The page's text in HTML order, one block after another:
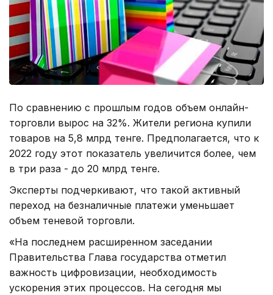
По сравнению с прошлым годов объем онлайн-
торговли вырос на 32%. Жители региона купили
товаров на 5,8 млрд тенге. Предполагается, что к
2022 году этот показатель увеличится более, чем
в три раза - до 20 млрд тенге.
Эксперты подчеркивают, что такой активный
переход на безналичные платежи уменьшает
объем теневой торговли.
«На последнем расширенном заседании
Правительства Глава государства отметил
важность цифровизации, необходимость
ускорения этих процессов. На сегодня мы